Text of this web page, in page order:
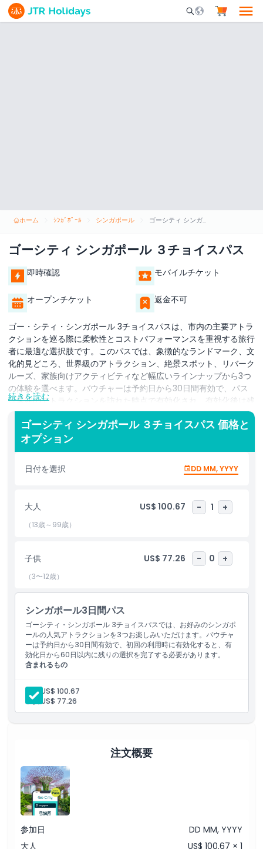
Mobile Search
ホーム ｼﾝｶﾞﾎﾟｰﾙ シンガポール ゴーシティ シンガポール ３チョイスパス
ゴーシティ シンガポール ３チョイスパス
即時確認 モバイルチケット
オープンチケット 返金不可
ゴー・シティ・シンガポール 3チョイスパスは、市内の主要アトラ
クションを巡る際に柔軟性とコストパフォーマンスを重視する旅行
者に最適な選択肢です。このパスでは、象徴的なランドマーク、文
化的見どころ、世界級のアトラクション、絶景スポット、リバーク
ルーズ、家族向けアクティビティなど幅広いラインナップから3つ
の体験を選べます。バウチャーは予約日から30日間有効で、パス
は最初のアトラクションを訪れた時点で有効化され、有効化後は残
りの選択を60日間で利用できます。すべての入場は1つの便利なデ
ジタルパスにまとめられるため、個別にチケットを購入する必要が
なく、現地で計画を柔軟に調整できます。人気の地区の散策やロー
カルマーケットの楽しみ、文化施設の見学、追加の体験など、旅の
スタイルに合わせてパスを活用できます。カップルや家族、柔軟な
観光を好む旅行者に理想的なこの3チョイスパスで、シンガポール
体験してください。
ハイライト
含まれるもの
子供／大人ポリシー
除外事項
注意事項
場所
続きを読む
ゴーシティ シンガポール ３チョイスパス 価格と
オプション
日付を選択 DD MM, YYYY
大人 US$ 100.67 - 1 +
（13歳～99歳）
子供 US$ 77.26 - 0 +
（3〜12歳）
シンガポール3日間パス
ゴーシティ・シンガポール 3チョイスパスでは、お好みのシンガポ
ールの人気アトラクションを3つお楽しみいただけます。バウチャ
ーは予約日から30日間有効で、初回の利用時に有効化すると、有
効化日から60日以内に残りの選択を完了する必要があります。
含まれるもの
初回利用日から60日間有効。
大人: US$ 100.67
子供:
US$ 77.26
注文概要
参加日
DD MM, YYYY
大人
US$ 100.67 × 1